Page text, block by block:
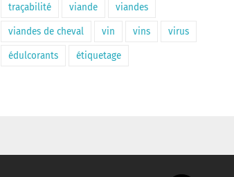
traçabilité viande viandes
viandes de cheval vin vins virus
édulcorants étiquetage